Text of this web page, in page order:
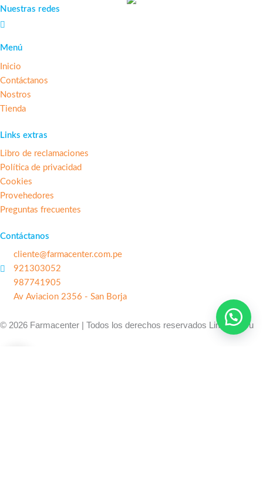
Nuestras redes
Menú
Inicio
Contáctanos
Nostros
Tienda
Links extras
Libro de reclamaciones
Política de privacidad
Cookies
Provehedores
Preguntas frecuentes
Contáctanos
cliente@farmacenter.com.pe
921303052
987741905
Av Aviacion 2356 - San Borja
© 2026 Farmacenter | Todos los derechos reservados Lima - Peru